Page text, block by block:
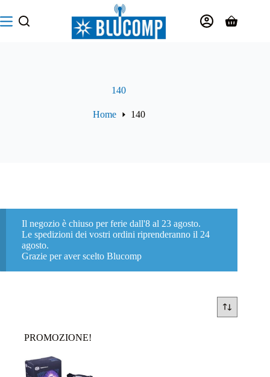
al
contenuto
Carrello
140
Home 140
Il negozio è chiuso per ferie dall'8 al 23 agosto.
Le spedizioni dei vostri ordini riprenderanno il 24
agosto.
Grazie per aver scelto Blucomp
PROMOZIONE!